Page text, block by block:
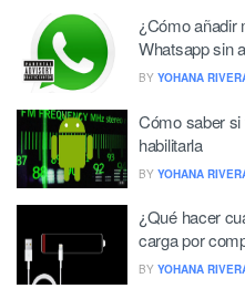
¿Cómo añadir
Whatsapp sin
BY YOHANA
Cómo saber
habilitarla
BY YOHANA
¿Qué hacer
carga por
BY YOHANA